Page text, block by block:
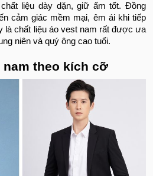
liệu dày dặn, giữ ấm tốt. Đồng
cảm giác mềm mại, êm ái khi tiếp
là chất liệu áo vest nam rất được ưa
niên và quý ông cao tuổi.
theo kích cỡ